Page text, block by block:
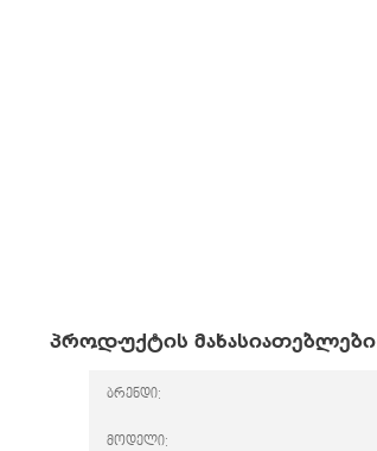
პროდუქტის მახასიათებლები
ბრენდი:
მოდელი: